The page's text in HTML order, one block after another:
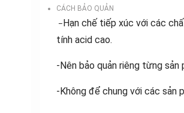
CÁCH BẢO QUẢN
–Hạn chế tiếp xúc với các
tính acid cao.
-Nên bảo quản riêng từng
-Không để chung với các sản